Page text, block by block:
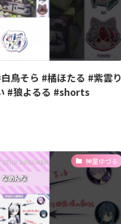
鳥そら #橘ほたる #紫雲り
#狼よるる #shorts
神童ゆづる